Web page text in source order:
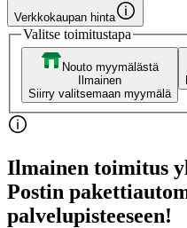
Verkkokaupan hinta
Valitse toimitustapa
Nouto myymälästä
Ilmainen
Siirry valitsemaan myymälä
Ilmainen toimitus
Postin
palvelupisteeseen!